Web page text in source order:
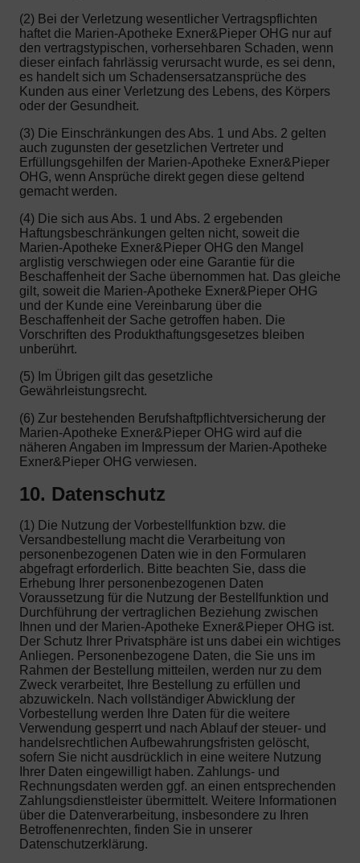
(2) Bei der Verletzung wesentlicher Vertragspflichten
haftet die Marien-Apotheke Exner&Pieper OHG nur auf
den vertragstypischen, vorhersehbaren Schaden, wenn
dieser einfach fahrlässig verursacht wurde, es sei denn,
es handelt sich um Schadensersatzansprüche des
Kunden aus einer Verletzung des Lebens, des Körpers
oder der Gesundheit.
(3) Die Einschränkungen des Abs. 1 und Abs. 2 gelten
auch zugunsten der gesetzlichen Vertreter und
Erfüllungsgehilfen der Marien-Apotheke Exner&Pieper
OHG, wenn Ansprüche direkt gegen diese geltend
gemacht werden.
(4) Die sich aus Abs. 1 und Abs. 2 ergebenden
Haftungsbeschränkungen gelten nicht, soweit die
Marien-Apotheke Exner&Pieper OHG den Mangel
arglistig verschwiegen oder eine Garantie für die
Beschaffenheit der Sache übernommen hat. Das gleiche
gilt, soweit die Marien-Apotheke Exner&Pieper OHG
und der Kunde eine Vereinbarung über die
Beschaffenheit der Sache getroffen haben. Die
Vorschriften des Produkthaftungsgesetzes bleiben
unberührt.
(5) Im Übrigen gilt das gesetzliche
Gewährleistungsrecht.
(6) Zur bestehenden Berufshaftpflichtversicherung der
Marien-Apotheke Exner&Pieper OHG wird auf die
näheren Angaben im Impressum der Marien-Apotheke
Exner&Pieper OHG verwiesen.
10. Datenschutz
(1) Die Nutzung der Vorbestellfunktion bzw. die
Versandbestellung macht die Verarbeitung von
personenbezogenen Daten wie in den Formularen
abgefragt erforderlich. Bitte beachten Sie, dass die
Erhebung Ihrer personenbezogenen Daten
Voraussetzung für die Nutzung der Bestellfunktion und
Durchführung der vertraglichen Beziehung zwischen
Ihnen und der Marien-Apotheke Exner&Pieper OHG ist.
Der Schutz Ihrer Privatsphäre ist uns dabei ein wichtiges
Anliegen. Personenbezogene Daten, die Sie uns im
Rahmen der Bestellung mitteilen, werden nur zu dem
Zweck verarbeitet, Ihre Bestellung zu erfüllen und
abzuwickeln. Nach vollständiger Abwicklung der
Vorbestellung werden Ihre Daten für die weitere
Verwendung gesperrt und nach Ablauf der steuer- und
handelsrechtlichen Aufbewahrungsfristen gelöscht,
sofern Sie nicht ausdrücklich in eine weitere Nutzung
Ihrer Daten eingewilligt haben. Zahlungs- und
Rechnungsdaten werden ggf. an einen entsprechenden
Zahlungsdienstleister übermittelt. Weitere Informationen
über die Datenverarbeitung, insbesondere zu Ihren
Betroffenenrechten, finden Sie in unserer
Datenschutzerklärung.